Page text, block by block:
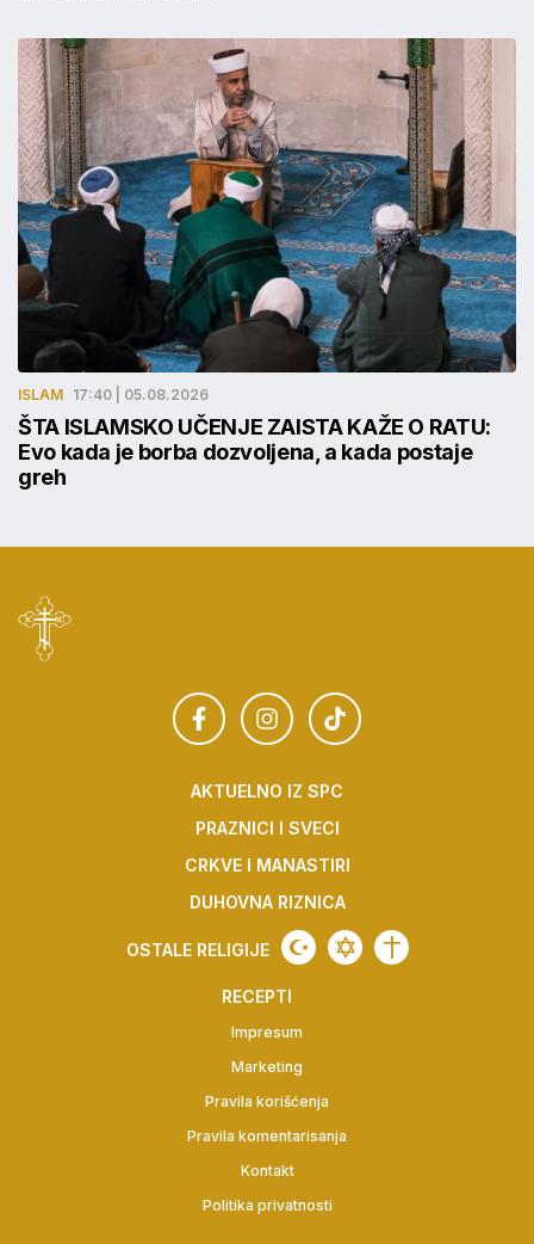
ISLAM 17:40 | 05.08.2026
ŠTA ISLAMSKO UČENJE ZAISTA KAŽE O RATU:
Evo kada je borba dozvoljena, a kada postaje
greh
AKTUELNO IZ SPC
PRAZNICI I SVECI
CRKVE I MANASTIRI
DUHOVNA RIZNICA
OSTALE RELIGIJE
RECEPTI
Impresum
Marketing
Pravila korišćenja
Pravila komentarisanja
Kontakt
Politika privatnosti